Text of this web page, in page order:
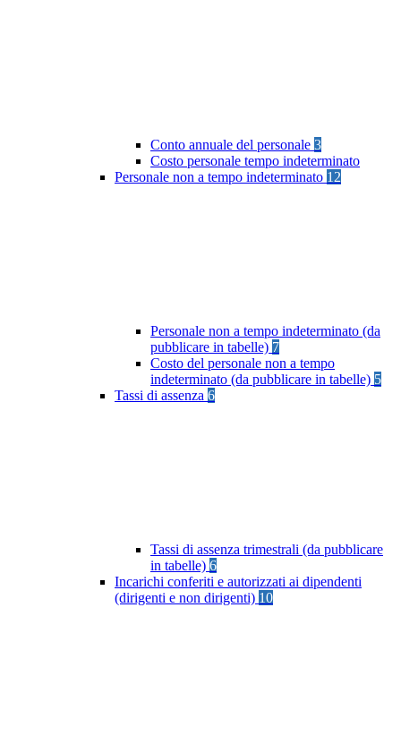
Conto annuale del personale 3
Costo personale tempo indeterminato
Personale non a tempo indeterminato 12
Personale non a tempo indeterminato (da
pubblicare in tabelle) 7
Costo del personale non a tempo
indeterminato (da pubblicare in tabelle) 5
Tassi di assenza 6
Tassi di assenza trimestrali (da pubblicare
in tabelle) 6
Incarichi conferiti e autorizzati ai dipendenti
(dirigenti e non dirigenti) 10